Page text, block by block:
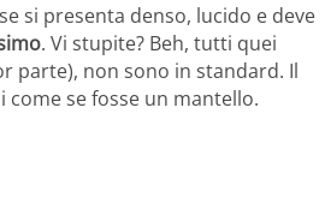
si presenta denso, lucido e deve
. Vi stupite? Beh, tutti quei
parte), non sono in standard. Il
se fosse un mantello.